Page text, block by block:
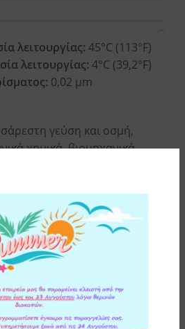
λειτουργίας: 45°C (113°F)
λειτουργίας: 4°C (39,2°F)
0,02 μm
γεύση και οσμή,
χημικά, βιομηχανικά
πάρα πολύ μικρά σωματίδια,
coli, Salmonella, V.
Pseudomonas), πρωτόζωα
και ιούς.
(εξαρτάται απο την
νερού που τοποθετείται).